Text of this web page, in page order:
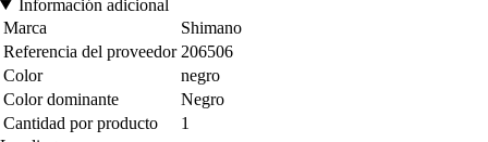
Información adicional
Marca
Shimano
Referencia del proveedor 206506
Color
negro
Color dominante
Negro
Cantidad por producto
1